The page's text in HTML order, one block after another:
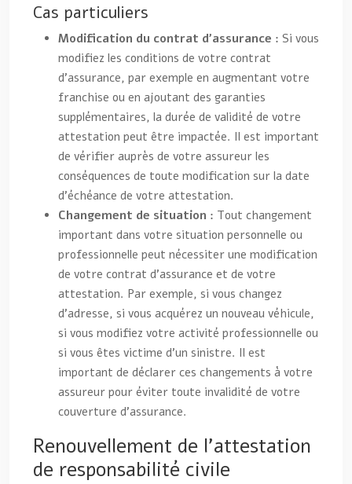
Cas particuliers
Modification du contrat d’assurance : Si vous
modifiez les conditions de votre contrat
d’assurance, par exemple en augmentant votre
franchise ou en ajoutant des garanties
supplémentaires, la durée de validité de votre
attestation peut être impactée. Il est important
de vérifier auprès de votre assureur les
conséquences de toute modification sur la date
d’échéance de votre attestation.
Changement de situation : Tout changement
important dans votre situation personnelle ou
professionnelle peut nécessiter une modification
de votre contrat d’assurance et de votre
attestation. Par exemple, si vous changez
d’adresse, si vous acquérez un nouveau véhicule,
si vous modifiez votre activité professionnelle ou
si vous êtes victime d’un sinistre. Il est
important de déclarer ces changements à votre
assureur pour éviter toute invalidité de votre
couverture d’assurance.
Renouvellement de l’attestation
de responsabilité civile